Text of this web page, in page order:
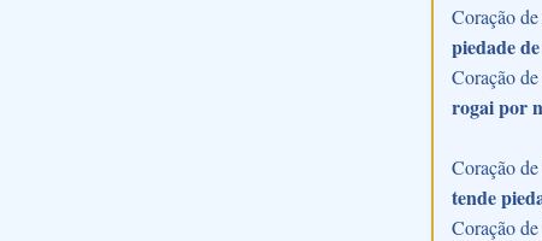
Coração
piedade
Coração
rogai por
Coração
tende
Coração